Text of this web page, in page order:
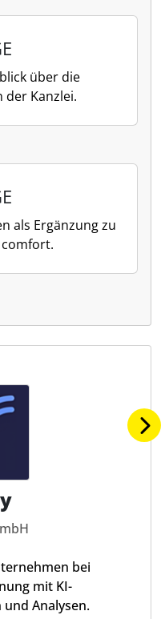
über die
der Kanzlei.
als Ergänzung zu
comfort.
bei
mit KI-
Analysen.